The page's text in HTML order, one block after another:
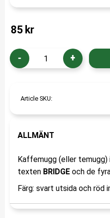
85 kr
+
-
Article SKU
ALLMÄNT
Kaffemugg (eller temugg)
texten BRIDGE och de
Färg: svart utsida och röd